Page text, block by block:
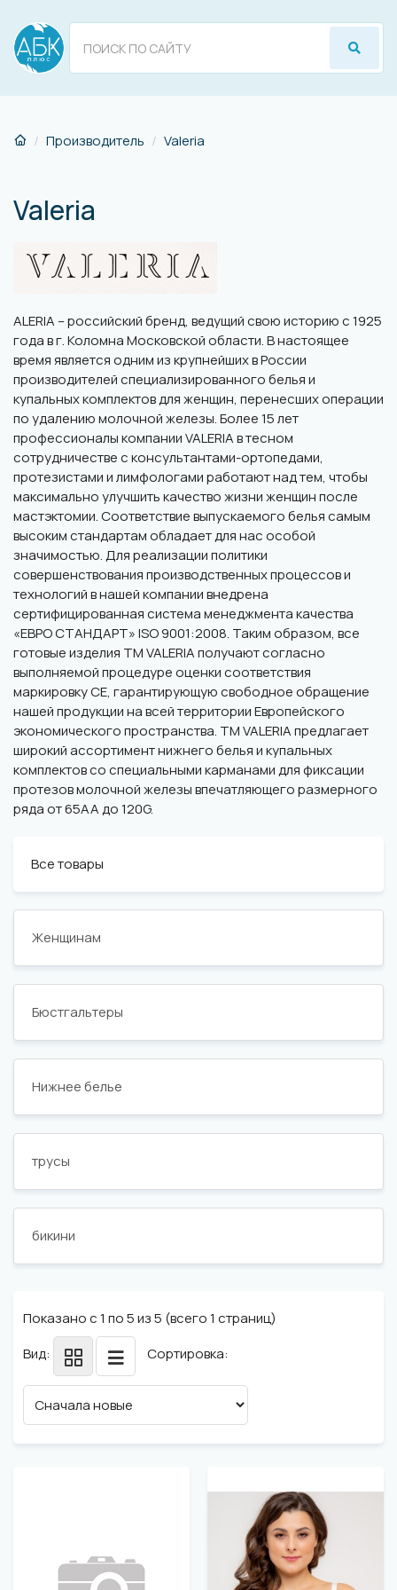
Производитель Valeria
Valeria
ALERIA – российский бренд, ведущий свою историю с 1925
года в г. Коломна Московской области. В настоящее
время является одним из крупнейших в России
производителей специализированного белья и
купальных комплектов для женщин, перенесших операции
по удалению молочной железы. Более 15 лет
профессионалы компании VALERIA в тесном
сотрудничестве с консультантами-ортопедами,
протезистами и лимфологами работают над тем, чтобы
максимально улучшить качество жизни женщин после
мастэктомии. Соответствие выпускаемого белья самым
высоким стандартам обладает для нас особой
значимостью. Для реализации политики
совершенствования производственных процессов и
технологий в нашей компании внедрена
сертифицированная система менеджмента качества
«ЕВРО СТАНДАРТ» ISO 9001:2008. Таким образом, все
готовые изделия ТМ VALERIA получают согласно
выполняемой процедуре оценки соответствия
маркировку СЕ, гарантирующую свободное обращение
нашей продукции на всей территории Европейского
экономического пространства. ТМ VALERIA предлагает
широкий ассортимент нижнего белья и купальных
комплектов со специальными карманами для фиксации
протезов молочной железы впечатляющего размерного
ряда от 65АА до 120G.
Все товары
Женщинам
Бюстгальтеры
Нижнее белье
трусы
бикини
Показано с 1 по 5 из 5 (всего 1 страниц)
Вид:
Сортировка: